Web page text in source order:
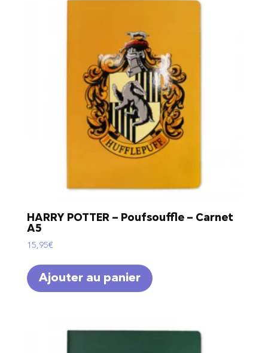
HARRY POTTER – Poufsouffle – Carnet
A5
15,95€
Ajouter au panier